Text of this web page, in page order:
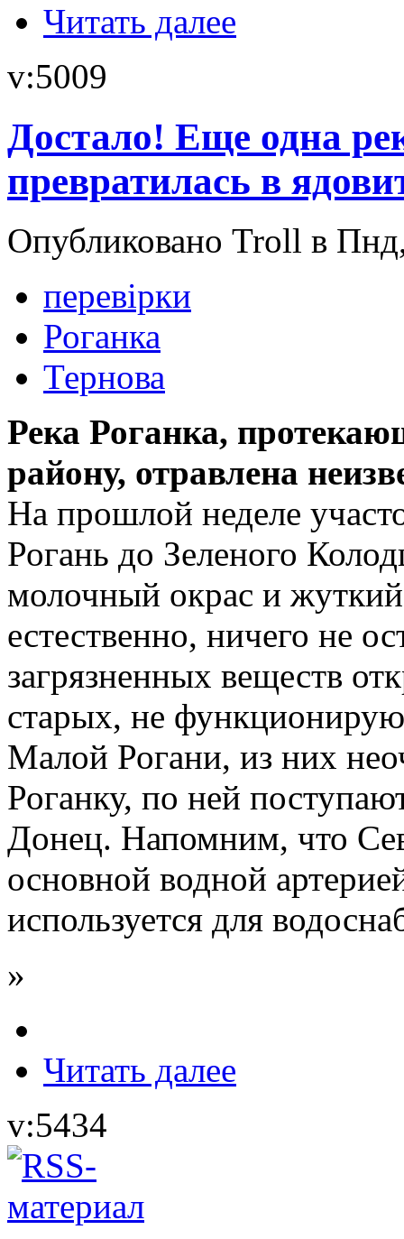
Читать далее
v:5009
Достало! Еще одна
превратилась в
Опубликовано Troll в
перевірки
Роганка
Тернова
Река Роганка,
району, отравлена
На прошлой неделе
Рогань до Зеленого
молочный окрас и
естественно, ничего не
загрязненных веществ
старых, не
Малой Рогани, из них
Роганку, по ней
Донец. Напомним, что
основной водной
используется для
»
Читать далее
v:5434